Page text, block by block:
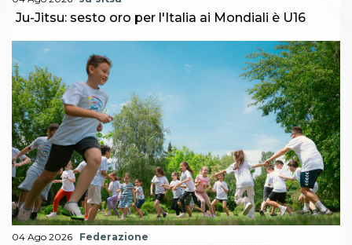
Ju-Jitsu: sesto oro per l'Italia ai Mondiali è U16
04 Ago 2026 Federazione